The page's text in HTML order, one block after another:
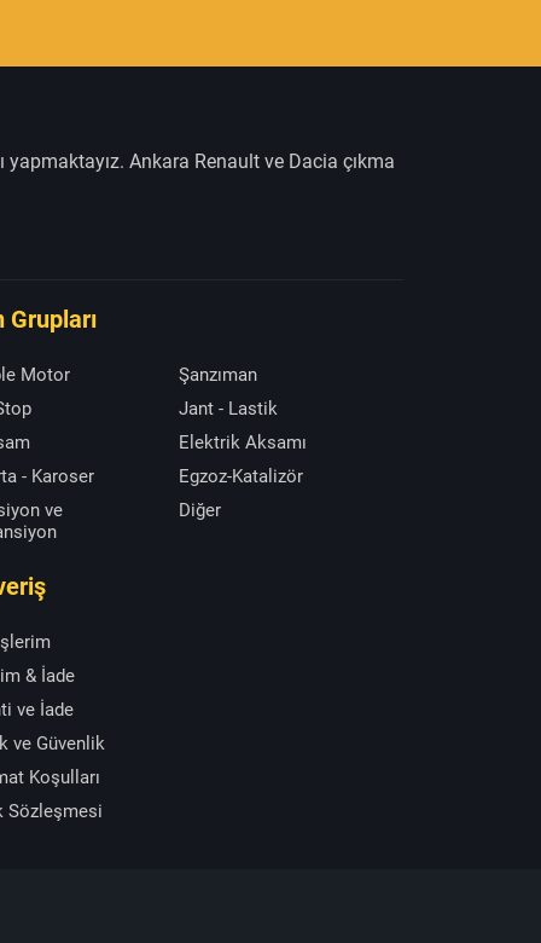
yapmaktayız. Ankara Renault ve Dacia çıkma
Grupları
Motor
Şanzıman
Jant - Lastik
Elektrik Aksamı
- Karoser
Egzoz-Katalizör
ve
Diğer
& İade
ve İade
ve Güvenlik
Koşulları
Sözleşmesi